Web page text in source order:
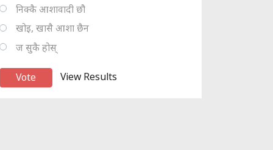
निक्कै आशावादी छौ
खोइ, खासै आशा छैन
ज सुकै होस्
View Results